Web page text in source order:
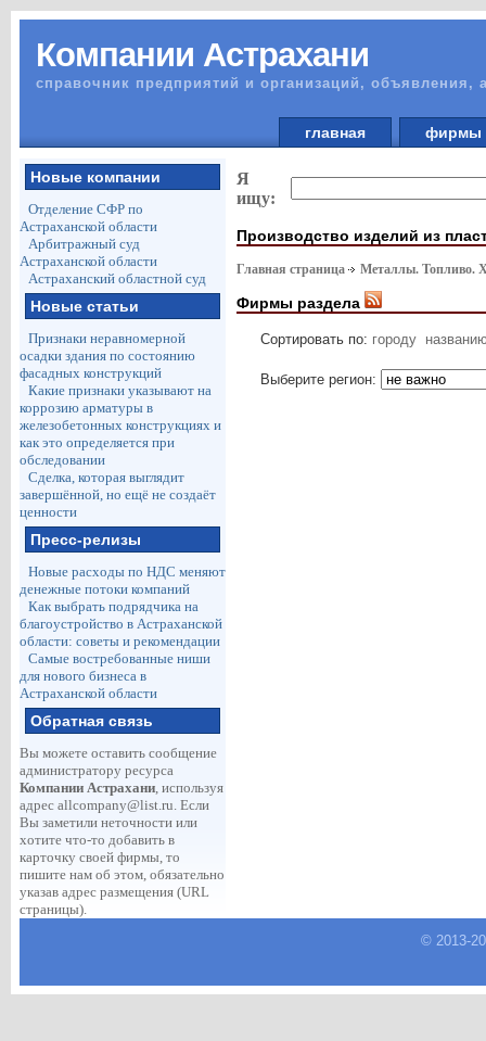
Компании Астрахани
справочник предприятий и организаций, объявления,
главная
Новые компании
Отделение СФР по
Астраханской области
Арбитражный суд
Астраханской области
Астраханский областной суд
Новые статьи
Признаки неравномерной
осадки здания по состоянию
фасадных конструкций
Какие признаки указывают на
коррозию арматуры в
железобетонных конструкциях и
как это определяется при
обследовании
Сделка, которая выглядит
завершённой, но ещё не создаёт
ценности
Пресс-релизы
Новые расходы по НДС меняют
денежные потоки компаний
Как выбрать подрядчика на
благоустройство в Астраханской
области: советы и рекомендации
Самые востребованные ниши
для нового бизнеса в
Астраханской области
Обратная связь
Вы можете оставить сообщение
администратору ресурса
Компании Астрахани, используя
адрес allcompany@list.ru. Если
Вы заметили неточности или
хотите что-то добавить в
карточку своей фирмы, то
пишите нам об этом, обязательно
указав адрес размещения (URL
страницы).
Я
ищу:
Производство изделий из
Главная страница Металлы. Топливо.
Фирмы раздела
Сортировать по: городу
Выберите регион:
© 2013-